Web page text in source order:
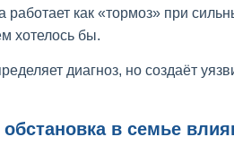
как «тормоз» при
хотелось бы.
диагноз, но создаёт
обстановка в семье